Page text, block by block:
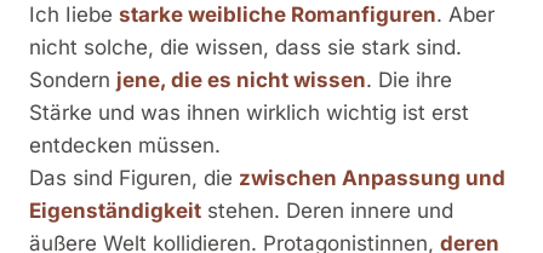
Ich Iiebe starke weibliche Romanfiguren. Aber
nicht solche, die wissen, dass sie stark sind.
Sondern jene, die es nicht wissen. Die ihre
Stärke und was ihnen wirklich wichtig ist erst
entdecken müssen.
Das sind Figuren, die zwischen Anpassung und
Eigenständigkeit stehen. Deren innere und
äußere Welt kollidieren. Protagonistinnen, deren